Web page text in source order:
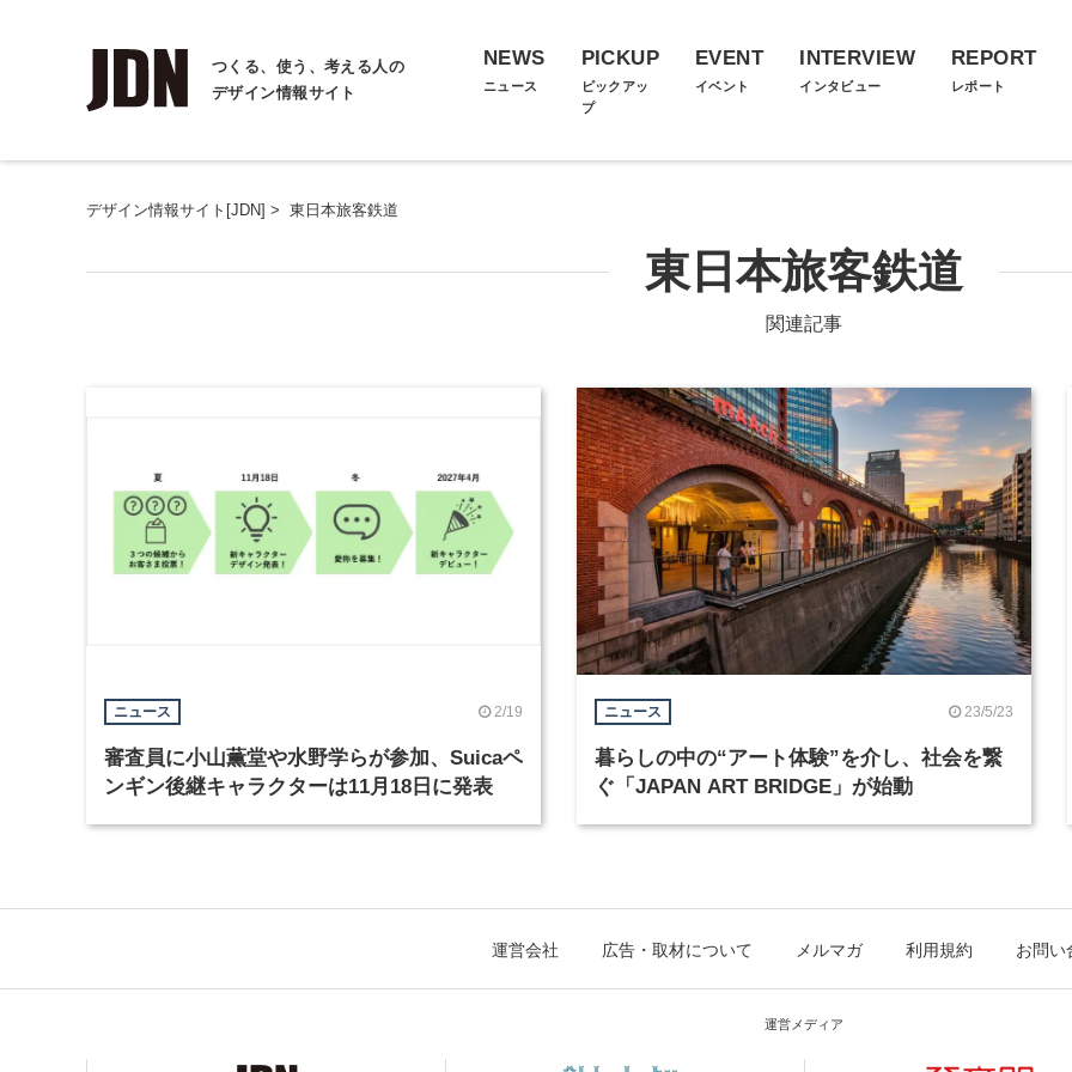
つくる、使う、考える人の
デザイン情報サイト
NEWS
ニュース
PICKUP
ピックアッ
プ
EVENT
イベント
INTERVIEW
インタビュー
REPORT
レポート
デザイン情報サイト[JDN] > 東日本旅客鉄道
東日本旅客鉄道
関連記事
ニュース 2/19
審査員に小山薫堂や水野学らが参加、Suicaペ
ンギン後継キャラクターは11月18日に発表
ニュース 23/5/23
暮らしの中の“アート体験”を介し、社会を繋
ぐ「JAPAN ART BRIDGE」が始動
運営会社 広告・取材について メルマガ 利用規約 お問い
運営メディア